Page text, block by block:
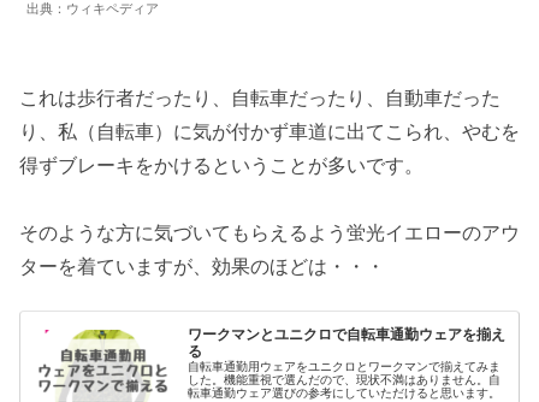
出典：ウィキペディア
これは歩行者だったり、自転車だったり、自動車だった
り、私（自転車）に気が付かず車道に出てこられ、やむを
得ずブレーキをかけるということが多いです。
そのような方に気づいてもらえるよう蛍光イエローのアウ
ターを着ていますが、効果のほどは・・・
ワークマンとユニクロで自転車通勤ウェアを揃え
る
自転車通勤用ウェアをユニクロとワークマンで揃えてみま
した。機能重視で選んだので、現状不満はありません。自
転車通勤ウェア選びの参考にしていただけると思います。